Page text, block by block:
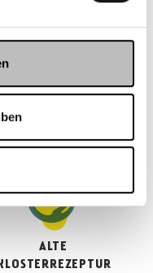
NATÜRLICH LANGE
ALTE
KLOSTERREZEPTUR